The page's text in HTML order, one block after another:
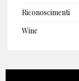
Riconoscimenti
Wine